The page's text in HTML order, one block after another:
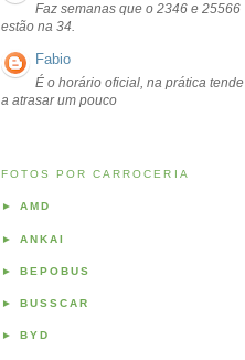
Faz semanas que o 2346 e 25566
estão na 34.
Fabio
É o horário oficial, na prática tende
a atrasar um pouco
FOTOS POR CARROCERIA
► AMD
► ANKAI
► BEPOBUS
► BUSSCAR
► BYD